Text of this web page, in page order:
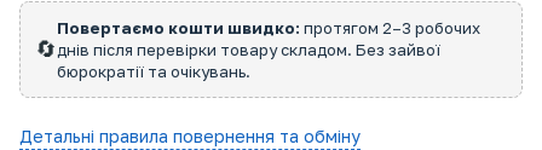
🔄
Повертаємо кошти швидко: протягом 2–3 робочих
днів після перевірки товару складом. Без зайвої
бюрократії та очікувань.
Детальні правила повернення та обміну